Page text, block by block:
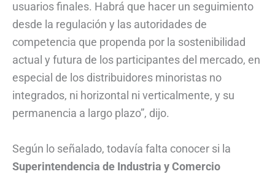
usuarios finales. Habrá que hacer un seguimiento
desde la regulación y las autoridades de
competencia que propenda por la sostenibilidad
actual y futura de los participantes del mercado, en
especial de los distribuidores minoristas no
integrados, ni horizontal ni verticalmente, y su
permanencia a largo plazo”, dijo.
Según lo señalado, todavía falta conocer si la
Superintendencia de Industria y Comercio